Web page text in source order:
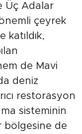
Üç Adalar
çeyrek
katıldık,
de Mavi
deniz
restorasyon
sisteminin
bölgesine de